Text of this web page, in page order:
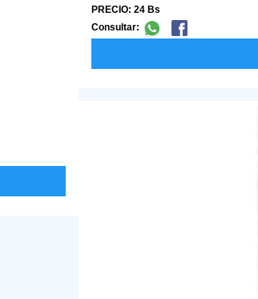
PRECIO: 24 Bs
Consultar: